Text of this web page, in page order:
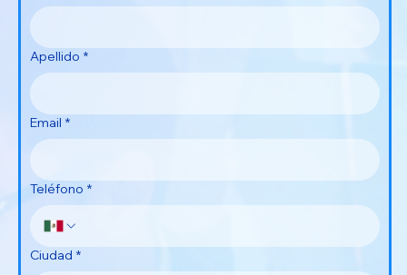
Apellido *
Email *
Teléfono *
Ciudad *